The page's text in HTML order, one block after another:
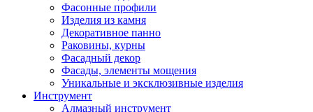
Фасонные профили
Изделия из камня
Декоративное панно
Раковины, курны
Фасадный декор
Фасады, элементы мощения
Уникальные и эксклюзивные изделия
Инструмент
Алмазный инструмент